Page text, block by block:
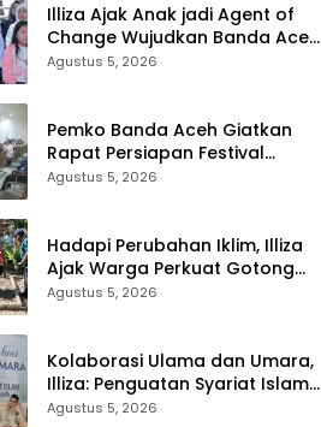
Illiza Ajak Anak jadi Agent of
Change Wujudkan Banda Aceh
Kota Layak Anak
Agustus 5, 2026
Pemko Banda Aceh Giatkan
Rapat Persiapan Festival
Kemerdekaan di Pasar Atjeh
Agustus 5, 2026
Hadapi Perubahan Iklim, Illiza
Ajak Warga Perkuat Gotong
Royong dan Kampung Proklim
Agustus 5, 2026
Kolaborasi Ulama dan Umara,
Illiza: Penguatan Syariat Islam
Tanggung Jawab Bersama
Agustus 5, 2026